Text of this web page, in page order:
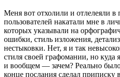
Меня вот отхолили и отлелеяли
пользователей накатали мне в
которых указывали на
ошибки, стиль изложения,
нестыковки. Нет, я и так
стиля своей графомании, но куда
и вообщем — зачем? Реально
конце послания сделал